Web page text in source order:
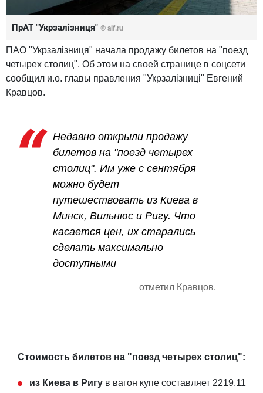
ПрАТ "Укрзалізниця" © aif.ru
ПАО "Укрзалізниця" начала продажу билетов на "поезд
четырех столиц". Об этом на своей странице в соцсети
сообщил и.о. главы правления "Укрзалізниці" Евгений
Кравцов.
Недавно открыли продажу
билетов на "поезд четырех
столиц". Им уже с сентября
можно будет
путешествовать из Киева в
Минск, Вильнюс и Ригу. Что
касается цен, их старались
сделать максимально
доступными
отметил Кравцов.
Стоимость билетов на "поезд четырех столиц":
из Киева в Ригу в вагон купе составляет 2219,11